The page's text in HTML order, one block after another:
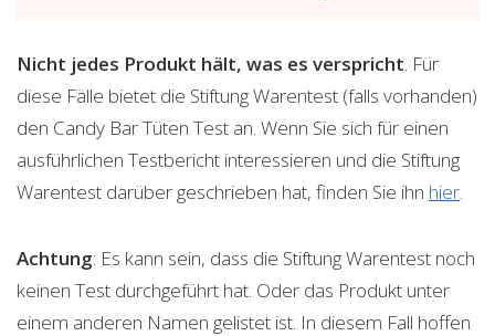
Nicht jedes Produkt hält, was es verspricht. Für
diese Fälle bietet die Stiftung Warentest (falls vorhanden)
den Candy Bar Tüten Test an. Wenn Sie sich für einen
ausführlichen Testbericht interessieren und die Stiftung
Warentest darüber geschrieben hat, finden Sie ihn hier.
Achtung: Es kann sein, dass die Stiftung Warentest noch
keinen Test durchgeführt hat. Oder das Produkt unter
einem anderen Namen gelistet ist. In diesem Fall hoffen